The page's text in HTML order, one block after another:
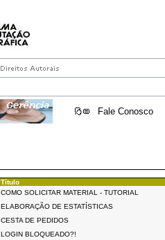
Fale Conosco
Título
COMO SOLICITAR MATERIAL - TUTORIAL
ELABORAÇÃO DE ESTATÍSTICAS
CESTA DE PEDIDOS
LOGIN BLOQUEADO?!